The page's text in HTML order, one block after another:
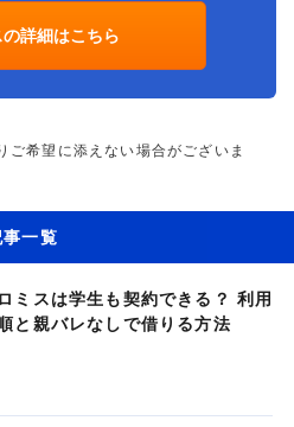
詳細はこちら
希望に添えない場合がございま
一覧
ミスは学生も契約できる？ 利用
と親バレなしで借りる方法